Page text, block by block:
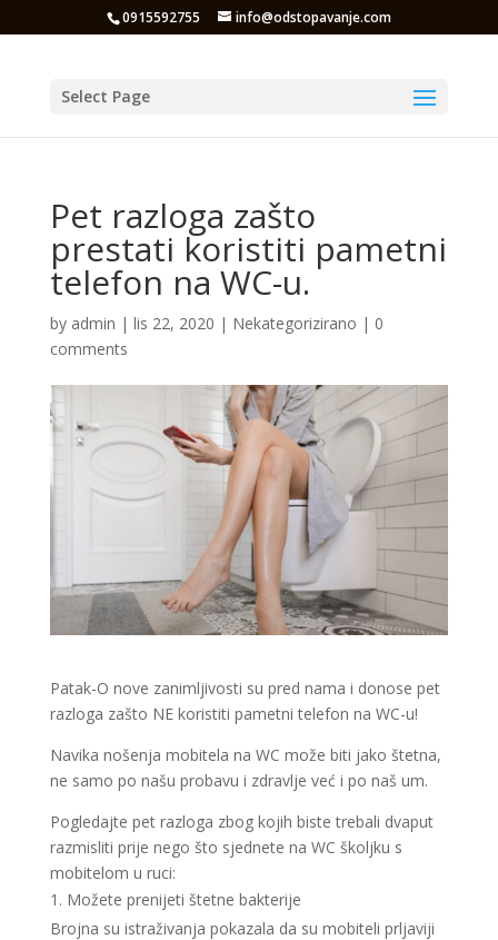
0915592755 info@odstopavanje.com
Select Page
Pet razloga zašto
prestati koristiti pametni
telefon na WC-u.
by admin | lis 22, 2020 | Nekategorizirano | 0
comments
Patak-O nove zanimljivosti su pred nama i donose pet
razloga zašto NE koristiti pametni telefon na WC-u!
Navika nošenja mobitela na WC može biti jako štetna,
ne samo po našu probavu i zdravlje već i po naš um.
Pogledajte pet razloga zbog kojih biste trebali dvaput
razmisliti prije nego što sjednete na WC školjku s
mobitelom u ruci:
Možete prenijeti štetne bakterije
Brojna su istraživanja pokazala da su mobiteli prljaviji